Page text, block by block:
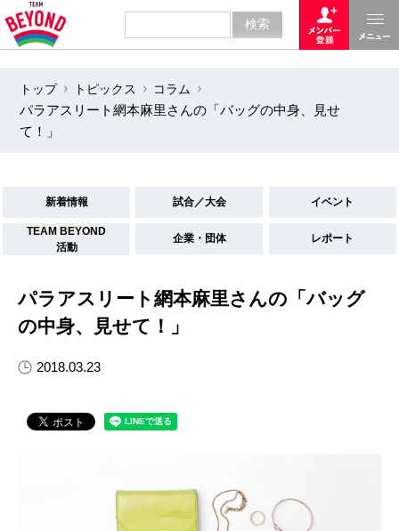
トップ トピックス
コラム
パラアスリート網本麻里さんの「バッグの中身、見せ
て！」
新着情報 試合／大会 イベント
TEAM BEYOND
活動
企業・団体 レポート
パラアスリート網本麻里さんの「バッグ
の中身、見せて！」
2018.03.23